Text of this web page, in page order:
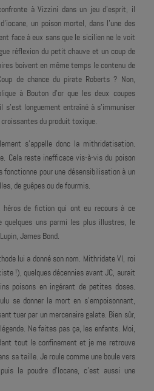
à Vizzini dans un jeu d'esprit, il
un poison mortel, dans l'une des
face à eux sans que le sicilien ne le voit
réflexion du petit chauve et un coup de
boivent en même temps le contenu de
de chance du pirate Roberts ? Non,
à Bouton d'or que les deux coupes
s'est longuement entraîné à s'immuniser
du produit toxique.
s'appelle donc la mithridatisation.
Cela reste inefficace vis-à-vis du poison
fonctionne pour une désensibilisation à un
de guêpes ou de fourmis.
héros de fiction qui ont eu recours à ce
quelques uns parmi les plus illustres, le
James Bond.
lui a donné son nom. Mithridate VI, roi
!), quelques décennies avant JC, aurait
poisons en ingérant de petites doses.
se donner la mort en s’empoisonnant,
tuer par un mercenaire galate. Bien sûr,
Ne faites pas ça, les enfants. Moi,
tout le confinement et je me retrouve
sa taille. Je roule comme une boule vers
la poudre d'Iocane, c'est aussi une